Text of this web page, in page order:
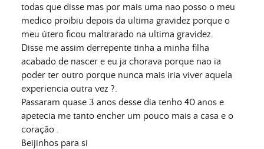
todas que disse mas por mais uma nao posso o meu
medico proibiu depois da ultima gravidez porque o
meu útero ficou maltrarado na ultima gravidez.
Disse me assim derrepente tinha a minha filha
acabado de nascer e eu ja chorava porque nao ia
poder ter outro porque nunca mais iria viver aquela
experiencia outra vez ?.
Passaram quase 3 anos desse dia tenho 40 anos e
apetecia me tanto encher um pouco mais a casa e o
coração .
Beijinhos para si